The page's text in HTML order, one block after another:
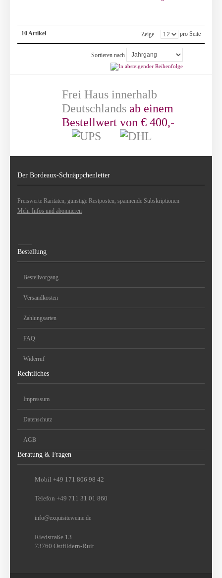
10 Artikel Zeige pro Seite
Sortieren nach
Frei Haus innerhalb
Deutschlands ab einem
Bestellwert von € 400,-
Der Bordeaux-Schnäppchenletter
Preiswerte Raritäten, günstige Restposten, spannende Subskriptionen
Mehr Infos und abonnieren
Bestellung
Bestellvorgang
Versandkosten
Zahlungsarten
FAQ
Widerruf
Rechtliches
Impressum
Datenschutz
AGB
Beratung & Fragen
Mobil +49 171 806 98 42
Telefon +49 711 31 01 860
info@exquisiteweine.de
Riedstraße 13
73760 Ostfildern-Ruit